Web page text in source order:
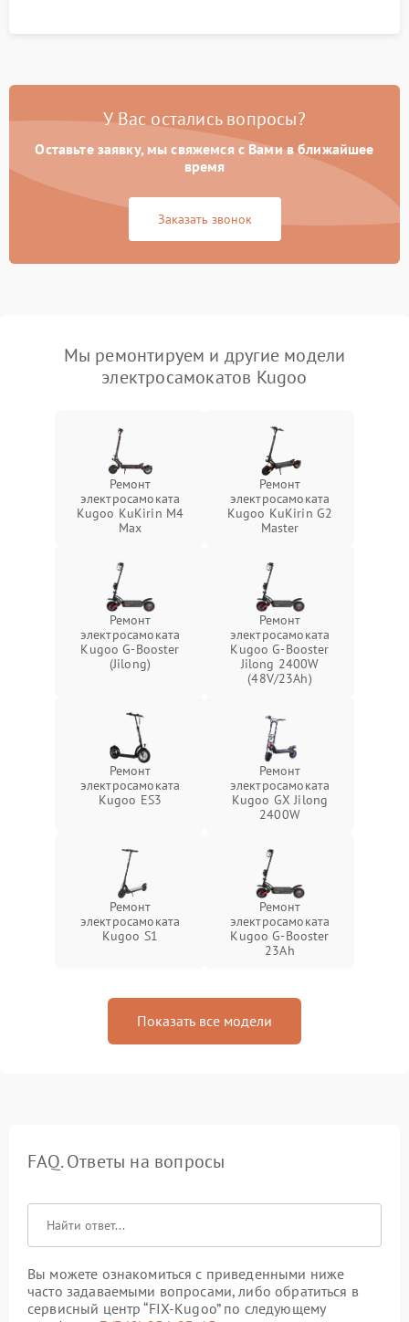
У Вас остались вопросы?
Оставьте заявку, мы свяжемся с Вами в ближайшее
время
Заказать звонок
Мы ремонтируем и другие модели
электросамокатов Kugoo
Ремонт
электросамоката
Kugoo KuKirin M4
Max
Ремонт
электросамоката
Kugoo KuKirin G2
Master
Ремонт
электросамоката
Kugoo G-Booster
(Jilong)
Ремонт
электросамоката
Kugoo G-Booster
Jilong 2400W
(48V/23Ah)
Ремонт
электросамоката
Kugoo ES3
Ремонт
электросамоката
Kugoo GX Jilong
2400W
Ремонт
электросамоката
Kugoo S1
Ремонт
электросамоката
Kugoo G-Booster
23Ah
Показать все модели
FAQ. Ответы на вопросы
Вы можете ознакомиться с приведенными ниже
часто задаваемыми вопросами, либо обратиться в
сервисный центр “FIX-Kugoo” по следующему